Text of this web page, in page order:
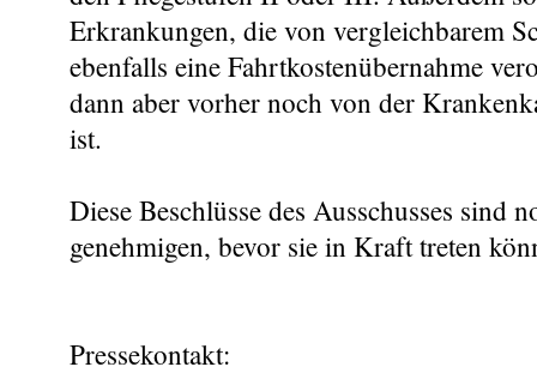
Erkrankungen, die von vergleichbarem
ebenfalls eine Fahrtkostenübernahme
dann aber vorher noch von der
ist.
Diese Beschlüsse des Ausschusses sind
genehmigen, bevor sie in Kraft treten
Pressekontakt: